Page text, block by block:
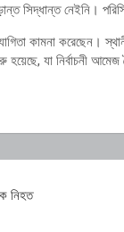
সিদ্ধান্ত নেইনি।
কামনা করেছেন।
হয়েছে, যা নির্বাচনী
নিহত